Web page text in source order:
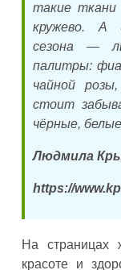
такие
кружево. А
сезона —
палитры:
чайной
стоит
чёрные,
Людмила
https://
На страницах
красоте и